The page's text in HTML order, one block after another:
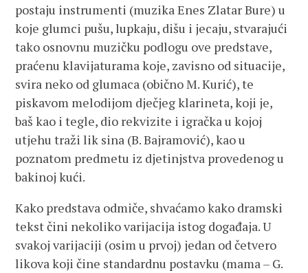
postaju instrumenti (muzika Enes Zlatar Bure) u
koje glumci pušu, lupkaju, dišu i jecaju, stvarajući
tako osnovnu muzičku podlogu ove predstave,
praćenu klavijaturama koje, zavisno od situacije,
svira neko od glumaca (obično M. Kurić), te
piskavom melodijom dječjeg klarineta, koji je,
baš kao i tegle, dio rekvizite i igračka u kojoj
utjehu traži lik sina (B. Bajramović), kao u
poznatom predmetu iz djetinjstva provedenog u
bakinoj kući.
Kako predstava odmiče, shvaćamo kako dramski
tekst čini nekoliko varijacija istog događaja. U
svakoj varijaciji (osim u prvoj) jedan od četvero
likova koji čine standardnu postavku (mama – G.